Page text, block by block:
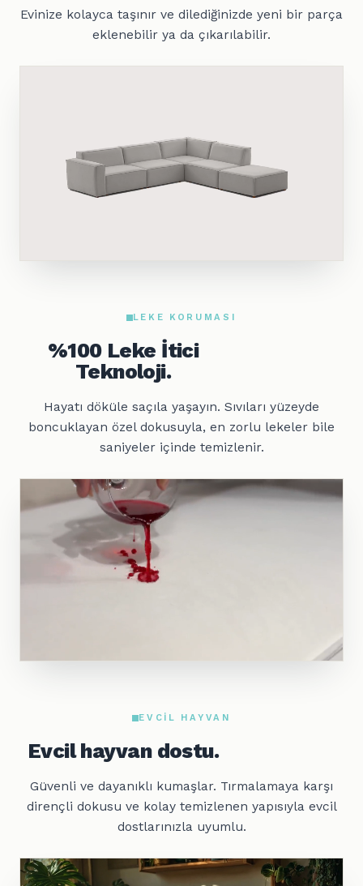
Evinize kolayca taşınır ve dilediğinizde yeni bir parça
eklenebilir ya da çıkarılabilir.
LEKE KORUMASI
%100 Leke İtici
Teknoloji.
Hayatı döküle saçıla yaşayın. Sıvıları yüzeyde
boncuklayan özel dokusuyla, en zorlu lekeler bile
saniyeler içinde temizlenir.
EVCIL HAYVAN
Evcil hayvan dostu.
Güvenli ve dayanıklı kumaşlar. Tırmalamaya karşı
dirençli dokusu ve kolay temizlenen yapısıyla evcil
dostlarınızla uyumlu.